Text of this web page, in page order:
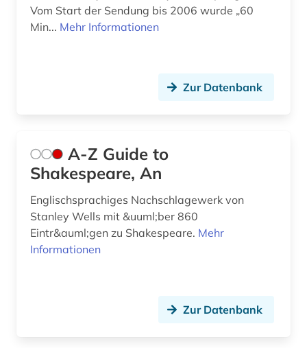
demoskopie (1)
desinformation (1)
desktop publishing (1)
desktop-publishing (1)
deutsch (1)
deutsche film gmbh (1)
Vom Start der Sendung bis 2006 wurde „60
Min... Mehr Informationen
Zur Datenbank
A-Z Guide to
Shakespeare, An
Englischsprachiges Nachschlagewerk von
Stanley Wells mit &uuml;ber 860
Eintr&auml;gen zu Shakespeare. Mehr
Informationen
Zur Datenbank